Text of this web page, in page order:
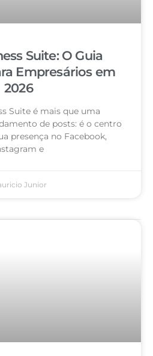
Suite: O Guia
Empresários em
2026
Suite é mais que uma
de posts: é o centro
presença no Facebook,
e
Junior